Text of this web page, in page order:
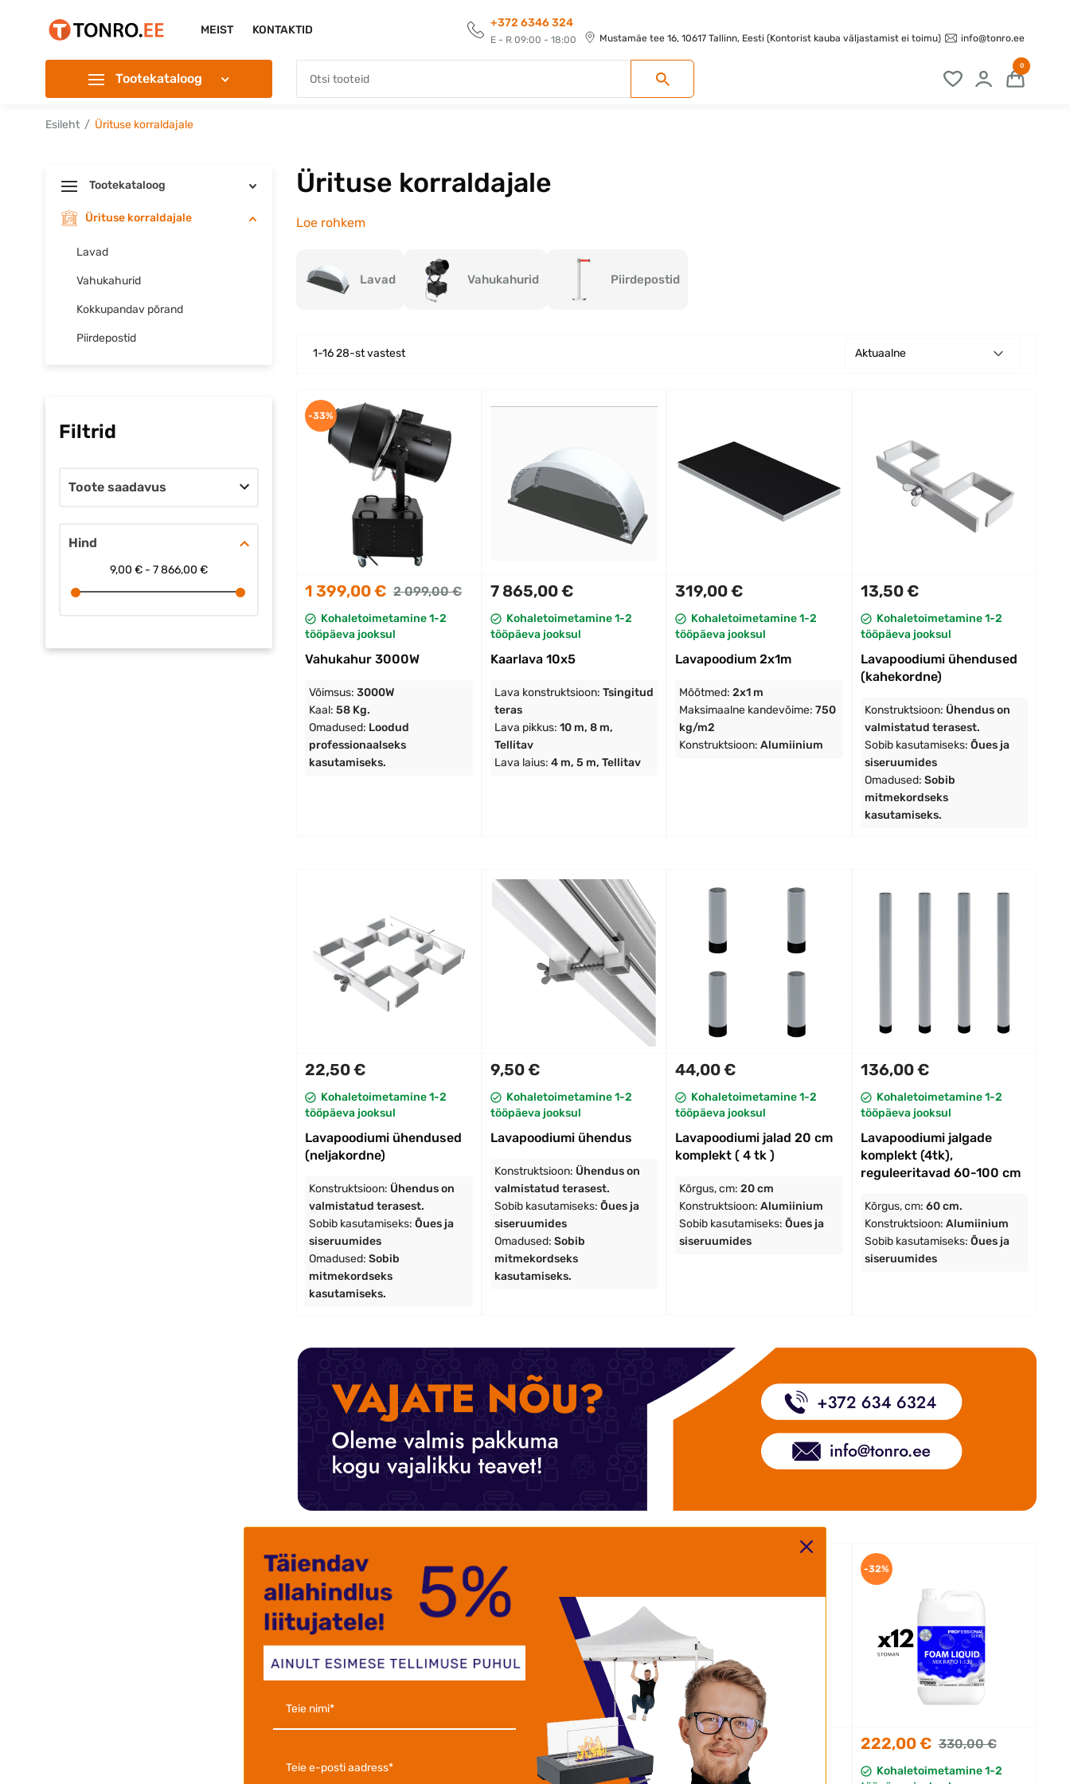
MEIST KONTAKTID
+372 6346 324
E - R 09:00 - 18:00 Mustamäe tee 16, 10617 Tallinn, Eesti (Kontorist kauba väljastamist ei toimu) info@tonro.ee
Tootekataloog
0
Esileht Ürituse korraldajale
Tootekataloog
Ürituse korraldajale
Lavad
Vahukahurid
Kokkupandav põrand
Piirdepostid
Filtrid
Toote saadavus
Hind
9,00 € - 7 866,00 €
Ürituse korraldajale
Loe rohkem
Lavad Vahukahurid Piirdepostid
1-16 28-st vastest Aktuaalne
1 399,00 € 2 099,00 €
Kohaletoimetamine 1-2
tööpäeva jooksul
Vahukahur 3000W
Võimsus: 3000W
Kaal: 58 Kg.
Omadused: Loodud
professionaalseks
kasutamiseks.
-33%
7 865,00 €
Kohaletoimetamine 1-2
tööpäeva jooksul
Kaarlava 10x5
Lava konstruktsioon: Tsingitud
teras
Lava pikkus: 10 m, 8 m,
Tellitav
Lava laius: 4 m, 5 m, Tellitav
319,00 €
Kohaletoimetamine 1-2
tööpäeva jooksul
Lavapoodium 2x1m
Mõõtmed: 2x1 m
Maksimaalne kandevõime: 750
kg/m2
Konstruktsioon: Alumiinium
13,50 €
Kohaletoimetamine 1-2
tööpäeva jooksul
Lavapoodiumi ühendused
(kahekordne)
Konstruktsioon: Ühendus on
valmistatud terasest.
Sobib kasutamiseks: Õues ja
siseruumides
Omadused: Sobib
mitmekordseks
kasutamiseks.
22,50 €
Kohaletoimetamine 1-2
tööpäeva jooksul
Lavapoodiumi ühendused
(neljakordne)
Konstruktsioon: Ühendus on
valmistatud terasest.
Sobib kasutamiseks: Õues ja
siseruumides
Omadused: Sobib
mitmekordseks
kasutamiseks.
9,50 €
Kohaletoimetamine 1-2
tööpäeva jooksul
Lavapoodiumi ühendus
Konstruktsioon: Ühendus on
valmistatud terasest.
Sobib kasutamiseks: Õues ja
siseruumides
Omadused: Sobib
mitmekordseks
kasutamiseks.
44,00 €
Kohaletoimetamine 1-2
tööpäeva jooksul
Lavapoodiumi jalad 20 cm
komplekt ( 4 tk )
Kõrgus, cm: 20 cm
Konstruktsioon: Alumiinium
Sobib kasutamiseks: Õues ja
siseruumides
136,00 €
Kohaletoimetamine 1-2
tööpäeva jooksul
Lavapoodiumi jalgade
komplekt (4tk),
reguleeritavad 60-100 cm
Kõrgus, cm: 60 cm.
Konstruktsioon: Alumiinium
Sobib kasutamiseks: Õues ja
siseruumides
Kohaletoimetamine 1-2
21,50 € 27,50 €
Kohaletoimetamine 1-2
-21%
58,50 € 82,50 €
Kohaletoimetamine 1-2
222,00 € 330,00 €
Kohaletoimetamine 1-2
-32%